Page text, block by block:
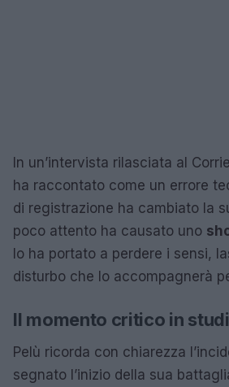
In un’intervista rilasciata al
ha raccontato come un errore
di registrazione ha cambiato la
poco attento ha causato uno
lo ha portato a perdere i sensi,
disturbo che lo accompagnerà
Il momento critico in
Pelù ricorda con chiarezza
segnato l’inizio della sua